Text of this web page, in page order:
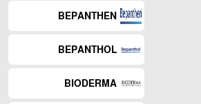
BEPANTHEN
BEPANTHOL
BIODERMA